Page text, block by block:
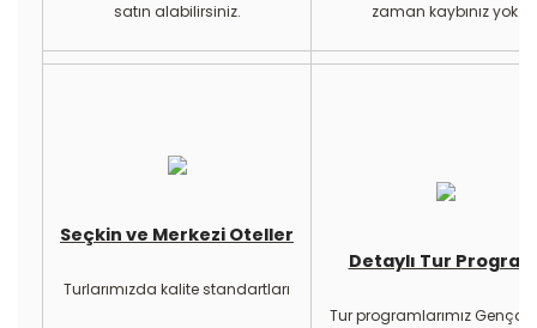
satın alabilirsiniz. zaman kaybınız yok.
Seçkin ve Merkezi Oteller
Turlarımızda kalite standartları
Detaylı Tur
Tur programlarımız